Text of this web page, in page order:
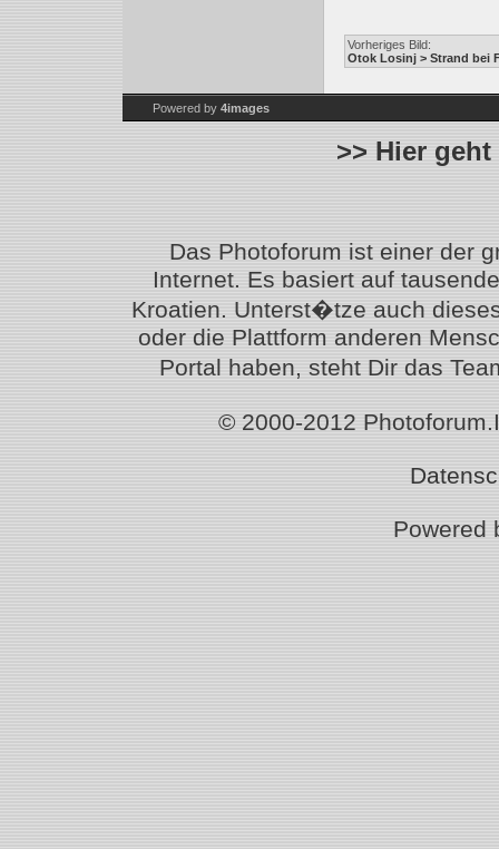
Vorheriges Bild:
Otok Losinj > Strand bei
Powered by 4images
>> Hier
Das Photoforum ist einer der
Internet. Es basiert auf
Kroatien. Unterst�tze auch
oder die Plattform anderen
Portal haben, steht Dir das
© 2000-2012
Powered